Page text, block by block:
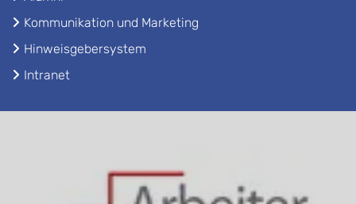
Kommunikation und Marketing
Hinweisgebersystem
Intranet